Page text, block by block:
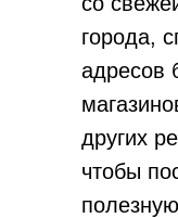
города,
адресов
других
чтобы